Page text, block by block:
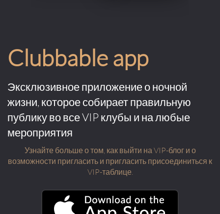
Clubbable app
Эксклюзивное приложение о ночной
жизни, которое собирает правильную
публику во все VIP клубы и на любые
мероприятия
Узнайте больше о том, как выйти на VIP-блог и о
возможности пригласить и пригласить присоединиться к
VIP-таблице.